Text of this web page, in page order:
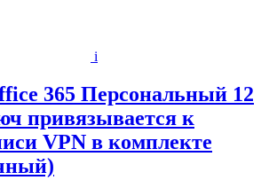
i
365 Персональный 12
привязывается к
VPN в комплекте